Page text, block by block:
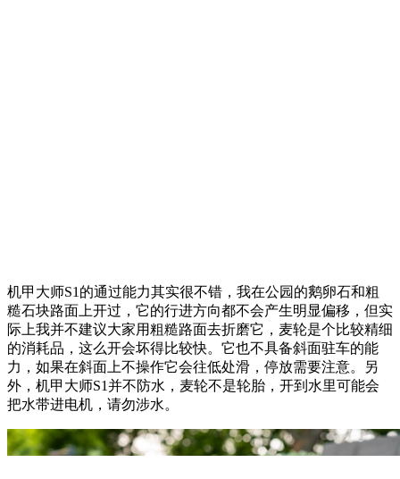
机甲大师S1的通过能力其实很不错，我在公园的鹅卵石和粗
糙石块路面上开过，它的行进方向都不会产生明显偏移，但实
际上我并不建议大家用粗糙路面去折磨它，麦轮是个比较精细
的消耗品，这么开会坏得比较快。它也不具备斜面驻车的能
力，如果在斜面上不操作它会往低处滑，停放需要注意。另
外，机甲大师S1并不防水，麦轮不是轮胎，开到水里可能会
把水带进电机，请勿涉水。